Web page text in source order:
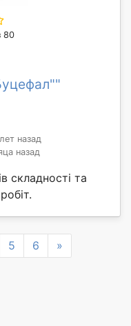
80
назад
назад
складності та
5 6 »